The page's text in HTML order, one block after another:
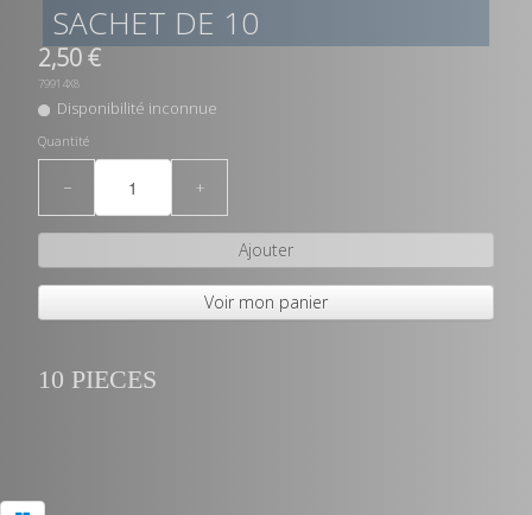
SACHET DE 10
2,50 €
79914X8
Disponibilité inconnue
Quantité
− +
Ajouter
Voir mon panier
10 PIECES